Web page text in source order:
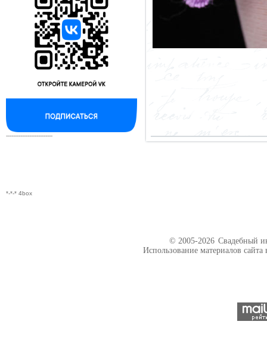
--------------------------
*-*-* 4box
© 2005-2026 Свадебный
Использование материалов